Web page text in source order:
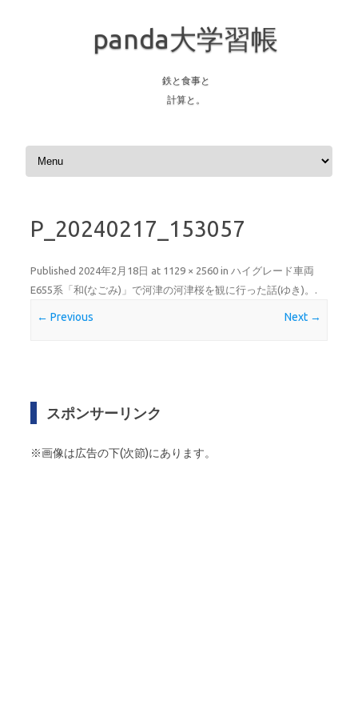
panda大学習帳
鉄と食事と
計算と。
Skip to content
P_20240217_153057
Published 2024年2月18日 at 1129 × 2560 in ハイグレード車両
E655系「和(なごみ)」で河津の河津桜を観に行った話(ゆき)。 .
← Previous Next →
スポンサーリンク
※画像は広告の下(次節)にあります。